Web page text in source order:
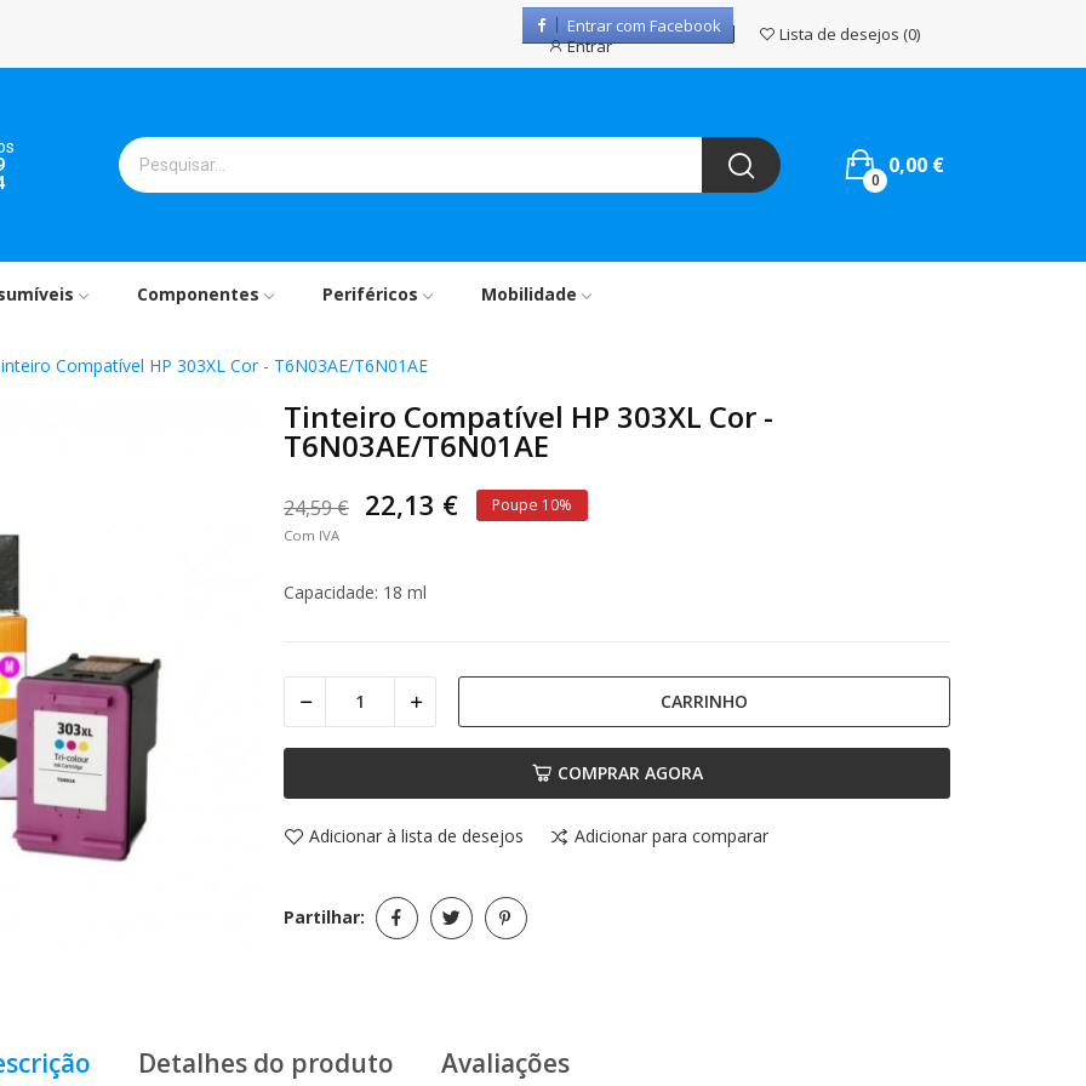
Entrar com Facebook
Entrar
Lista de desejos 0
0,00 €
0
Componentes Periféricos Mobilidade
Compatível HP 303XL Cor - T6N03AE/T6N01AE
Tinteiro Compatível HP 303XL Cor -
T6N03AE/T6N01AE
24,59 € 22,13 € Poupe 10%
Com IVA
Capacidade: 18 ml
CARRINHO
COMPRAR AGORA
Adicionar à lista de desejos Adicionar para comparar
Partilhar:
Detalhes do produto Avaliações